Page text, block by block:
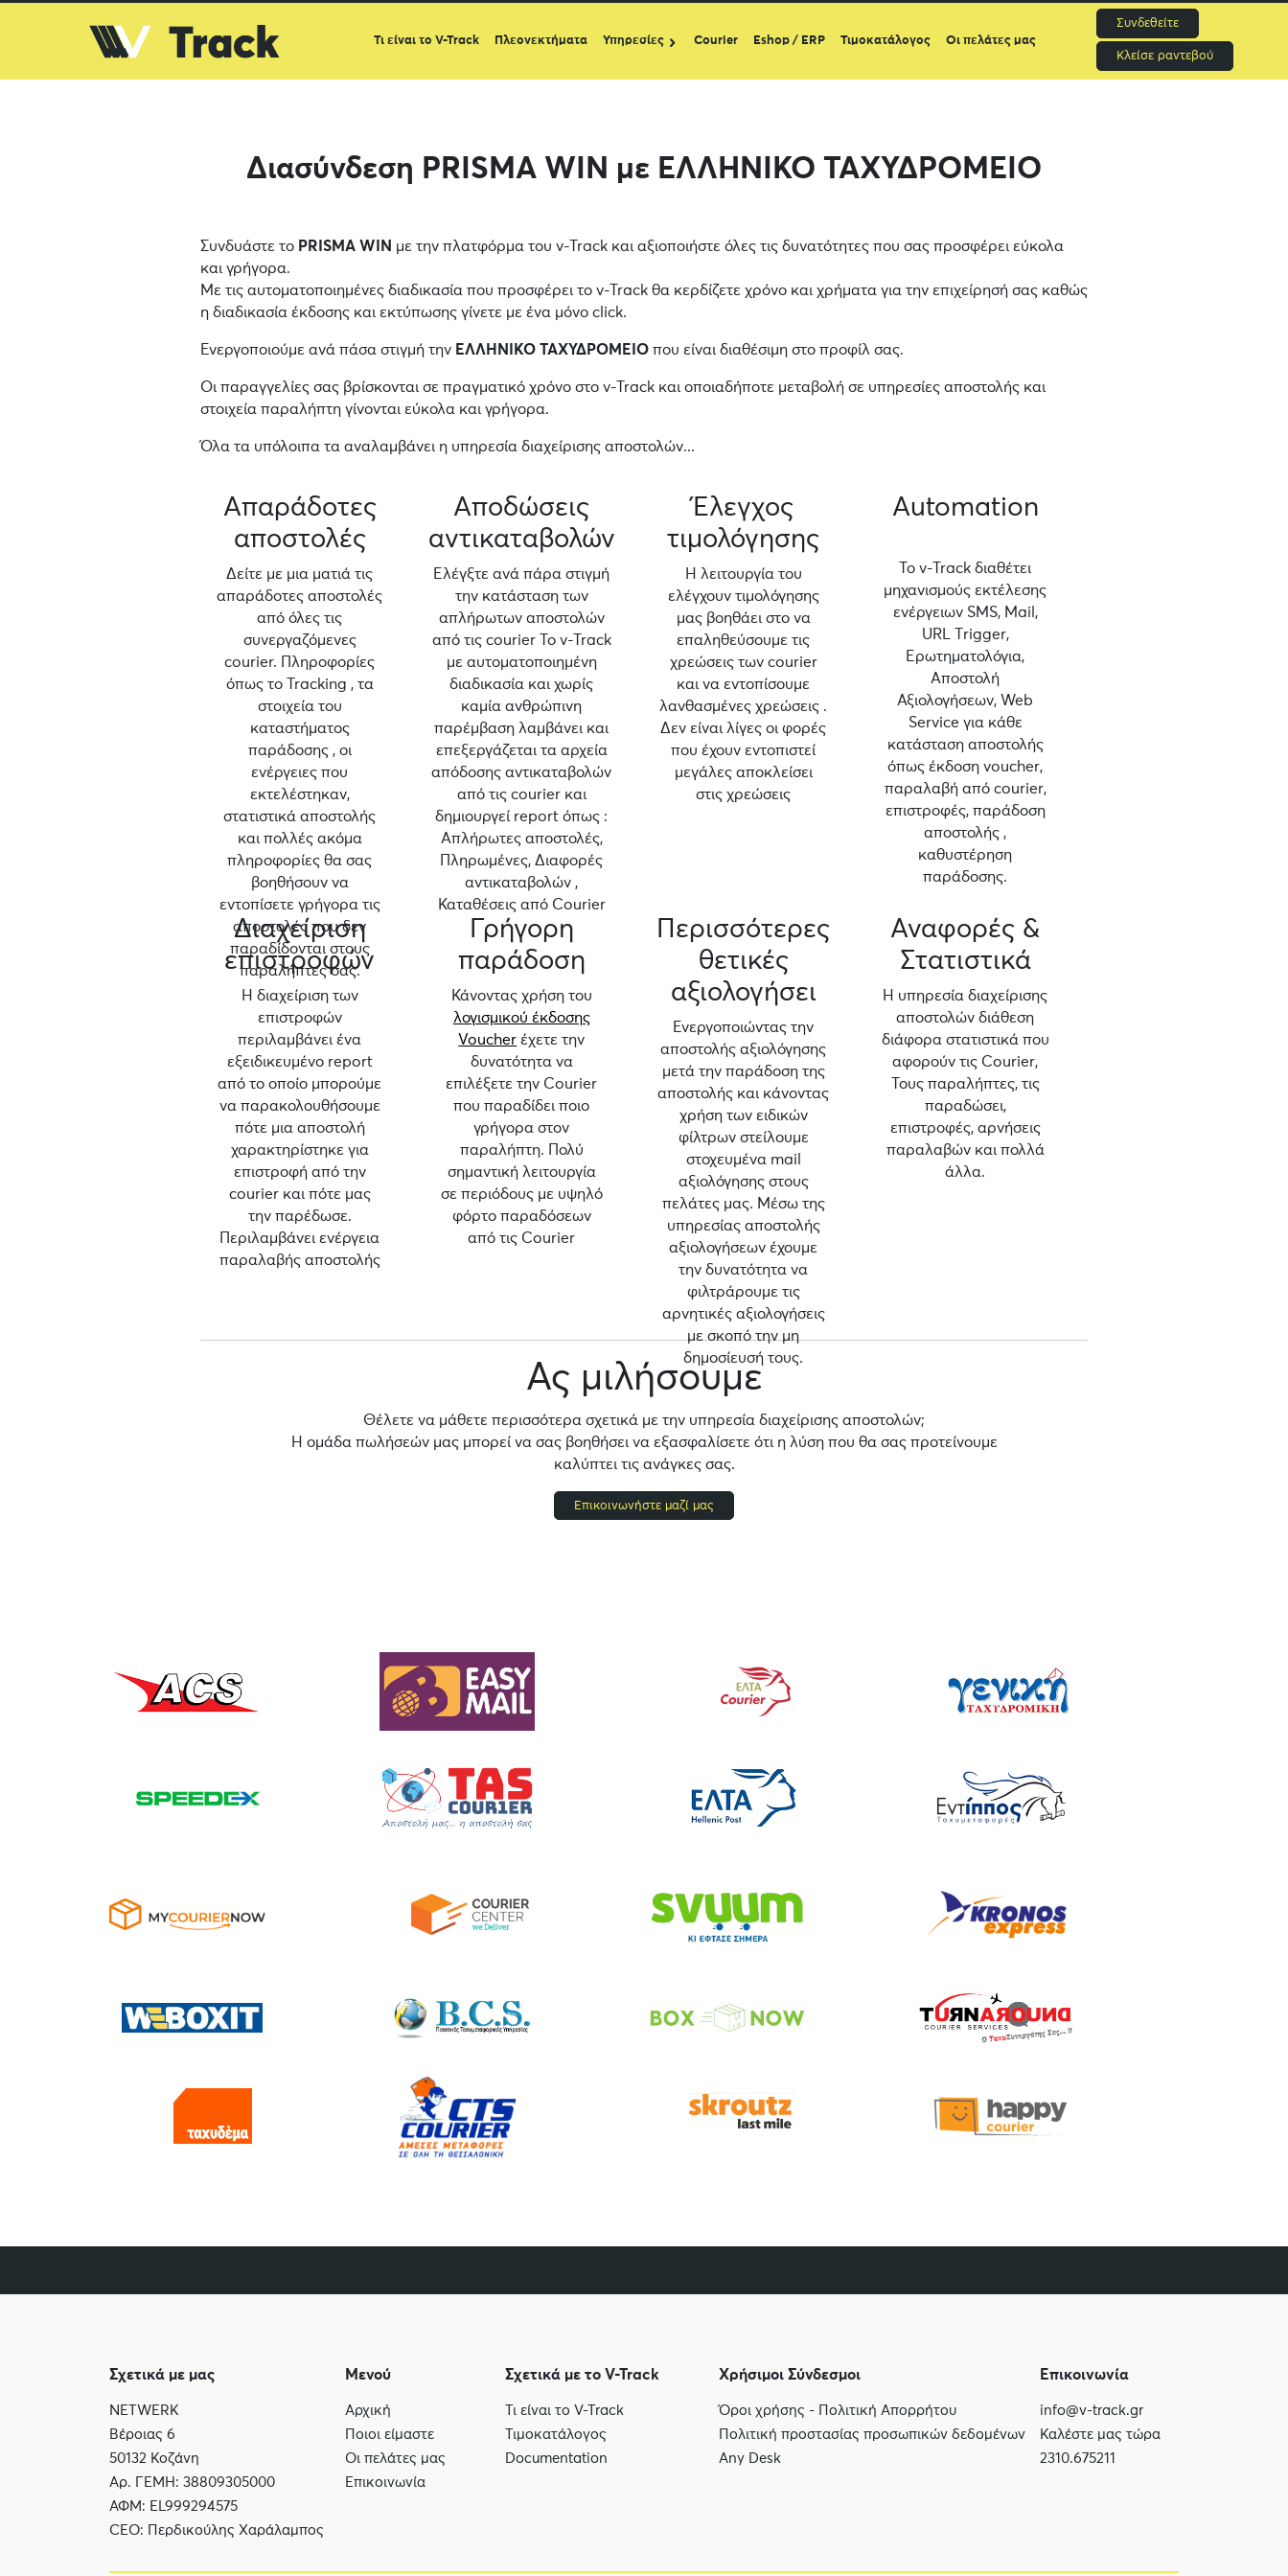
Τι είναι το V-Track Πλεονεκτήματα Υπηρεσίες Courier Eshop / ERP Τιμοκατάλογος Οι πελάτες μας
Συνδεθείτε
Κλείσε ραντεβού
Διασύνδεση PRISMA WIN με ΕΛΛΗΝΙΚΟ ΤΑΧΥΔΡΟΜΕΙΟ
Συνδυάστε το PRISMA WIN με την πλατφόρμα του v-Track και αξιοποιήστε όλες τις δυνατότητες που σας προσφέρει εύκολα
και γρήγορα.
Με τις αυτοματοποιημένες διαδικασία που προσφέρει το v-Track θα κερδίζετε χρόνο και χρήματα για την επιχείρησή σας καθώς
η διαδικασία έκδοσης και εκτύπωσης γίνετε με ένα μόνο click.
Ενεργοποιούμε ανά πάσα στιγμή την ΕΛΛΗΝΙΚΟ ΤΑΧΥΔΡΟΜΕΙΟ που είναι διαθέσιμη στο προφίλ σας.
Οι παραγγελίες σας βρίσκονται σε πραγματικό χρόνο στο v-Track και οποιαδήποτε μεταβολή σε υπηρεσίες αποστολής και
στοιχεία παραλήπτη γίνονται εύκολα και γρήγορα.
Όλα τα υπόλοιπα τα αναλαμβάνει η υπηρεσία διαχείρισης αποστολών...
Απαράδοτες
αποστολές
Δείτε με μια ματιά τις
απαράδοτες αποστολές
από όλες τις
συνεργαζόμενες
courier. Πληροφορίες
όπως το Tracking , τα
στοιχεία του
καταστήματος
παράδοσης , οι
ενέργειες που
εκτελέστηκαν,
στατιστικά αποστολής
και πολλές ακόμα
πληροφορίες θα σας
βοηθήσουν να
εντοπίσετε γρήγορα τις
αποστολές που δεν
παραδίδονται στους
παραλήπτες σας.
Αποδώσεις
αντικαταβολών
Ελέγξτε ανά πάρα στιγμή
την κατάσταση των
απλήρωτων αποστολών
από τις courier Το v-Track
με αυτοματοποιημένη
διαδικασία και χωρίς
καμία ανθρώπινη
παρέμβαση λαμβάνει και
επεξεργάζεται τα αρχεία
απόδοσης αντικαταβολών
από τις courier και
δημιουργεί report όπως :
Απλήρωτες αποστολές,
Πληρωμένες, Διαφορές
αντικαταβολών ,
Καταθέσεις από Courier
Έλεγχος
τιμολόγησης
Η λειτουργία του
ελέγχουν τιμολόγησης
μας βοηθάει στο να
επαληθεύσουμε τις
χρεώσεις των courier
και να εντοπίσουμε
λανθασμένες χρεώσεις .
Δεν είναι λίγες οι φορές
που έχουν εντοπιστεί
μεγάλες αποκλείσει
στις χρεώσεις
Automation
Το v-Track διαθέτει
μηχανισμούς εκτέλεσης
ενέργειων SMS, Mail,
URL Τrigger,
Ερωτηματολόγια,
Αποστολή
Αξιολογήσεων, Web
Service για κάθε
κατάσταση αποστολής
όπως έκδοση voucher,
παραλαβή από courier,
επιστροφές, παράδοση
αποστολής ,
καθυστέρηση
παράδοσης.
Διαχείριση
επιστροφών
Η διαχείριση των
επιστροφών
περιλαμβάνει ένα
εξειδικευμένο report
από το οποίο μπορούμε
να παρακολουθήσουμε
πότε μια αποστολή
χαρακτηρίστηκε για
επιστροφή από την
courier και πότε μας
την παρέδωσε.
Περιλαμβάνει ενέργεια
παραλαβής αποστολής
Γρήγορη
παράδοση
Κάνοντας χρήση του
λογισμικού έκδοσης
Voucher έχετε την
δυνατότητα να
επιλέξετε την Courier
που παραδίδει ποιο
γρήγορα στον
παραλήπτη. Πολύ
σημαντική λειτουργία
σε περιόδους με υψηλό
φόρτο παραδόσεων
από τις Courier
Περισσότερες
θετικές
αξιολογήσει
Ενεργοποιώντας την
αποστολής αξιολόγησης
μετά την παράδοση της
αποστολής και κάνοντας
χρήση των ειδικών
φίλτρων στείλουμε
στοχευμένα mail
αξιολόγησης στους
πελάτες μας. Μέσω της
υπηρεσίας αποστολής
αξιολογήσεων έχουμε
την δυνατότητα να
φιλτράρουμε τις
αρνητικές αξιολογήσεις
με σκοπό την μη
δημοσίευσή τους.
Αναφορές &
Στατιστικά
Η υπηρεσία διαχείρισης
αποστολών διάθεση
διάφορα στατιστικά που
αφορούν τις Courier,
Τους παραλήπτες, τις
παραδώσει,
επιστροφές, αρνήσεις
παραλαβών και πολλά
άλλα.
Ας μιλήσουμε
Θέλετε να μάθετε περισσότερα σχετικά με την υπηρεσία διαχείρισης αποστολών;
Η ομάδα πωλήσεών μας μπορεί να σας βοηθήσει να εξασφαλίσετε ότι η λύση που θα σας προτείνουμε
καλύπτει τις ανάγκες σας.
Επικοινωνήστε μαζί μας
Σχετικά με μας
NETWERK
Βέροιας 6
50132 Κοζάνη
Αρ. ΓΕΜΗ: 38809305000
ΑΦΜ: EL999294575
CEO: Περδικούλης Χαράλαμπος
Μενού
Αρχική
Ποιοι είμαστε
Οι πελάτες μας
Επικοινωνία
Σχετικά με το V-Track
Τι είναι το V-Track
Τιμοκατάλογος
Documentation
Χρήσιμοι Σύνδεσμοι
Όροι χρήσης - Πολιτική Απορρήτου
Πολιτική προστασίας προσωπικών δεδομένων
Any Desk
Επικοινωνία
info@v-track.gr
Καλέστε μας τώρα
2310.675211